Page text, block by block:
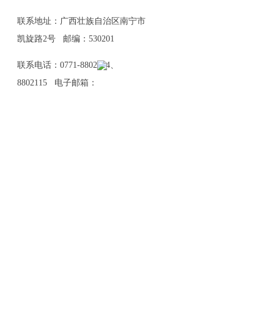
联系地址：广西壮族自治区南宁市
凯旋路2号 邮编：530201
联系电话：0771-8802114、
8802115 电子邮箱：